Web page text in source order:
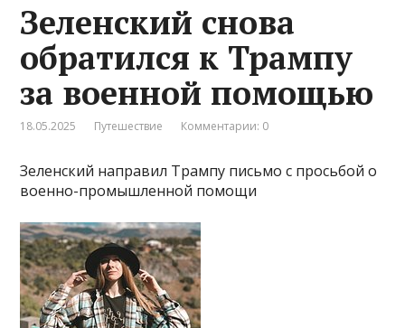
Зеленский снова
обратился к Трампу
за военной помощью
18.05.2025 Путешествие Комментарии: 0
Зеленский направил Трампу письмо с просьбой о
военно-промышленной помощи